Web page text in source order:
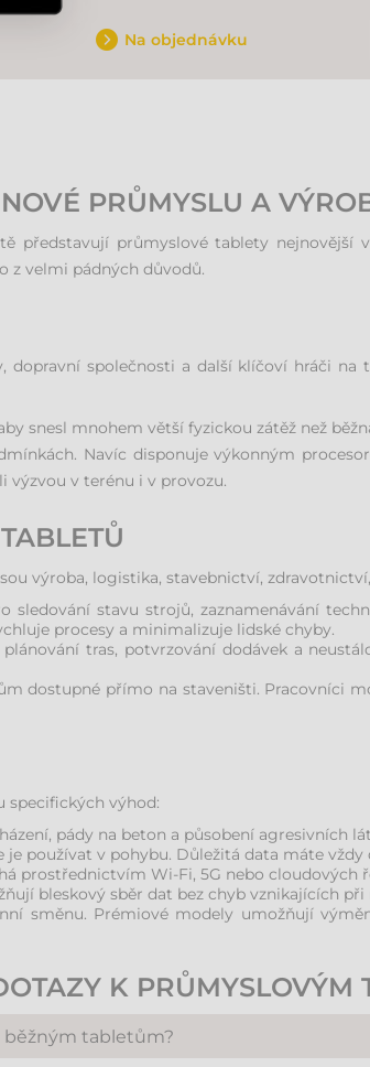
Na objednávku
PRŮMYSLU A
představují průmyslové tablety nejnovější
z velmi pádných důvodů.
společnosti a další klíčoví hráči
snesl mnohem větší fyzickou zátěž než
Navíc disponuje výkonným
v terénu i v provozu.
výroba, logistika, stavebnictví,
stavu strojů, zaznamenávání
procesy a minimalizuje lidské chyby.
tras, potvrzování dodávek a
dostupné přímo na staveništi. Pracovníci
výhod:
pády na beton a působení agresivních
je používat v pohybu. Důležitá data máte vždy
prostřednictvím Wi-Fi, 5G nebo
bleskový sběr dat bez chyb vznikajících při
směnu. Prémiové modely umožňují
K PRŮMYSLOVÝM
běžným tabletům?